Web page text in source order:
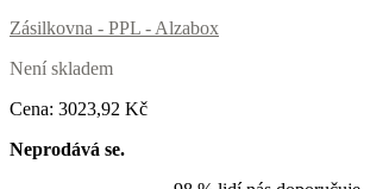
Zásilkovna - PPL - Alzabox
Není skladem
Cena: 3023,92 Kč
Neprodává se.